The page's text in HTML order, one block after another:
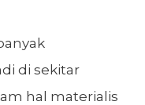
di sekitar
hal materialis